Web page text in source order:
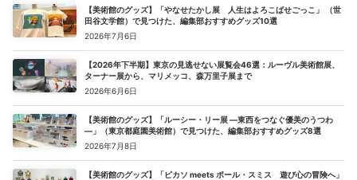
【美術館のグッズ】「やなせたかし展 人生はよろこばせごっこ」 （世
田谷文学館）で見つけた、編集部おすすめグッズ10選
2026年7月6日
【2026年下半期】東京の見逃せない展覧会46選：ルーヴル美術館展、
ターナー展から、マリメッコ、森万里子展まで
2026年6月6日
【美術館のグッズ】「ルーシー・リー展 ―東西をつなぐ優美のうつわ
―」（東京都庭園美術館）で見つけた、編集部おすすめグッズ8選
2026年7月8日
【美術館のグッズ】「ピカソ meets ポール・スミス 遊び心の冒険へ」